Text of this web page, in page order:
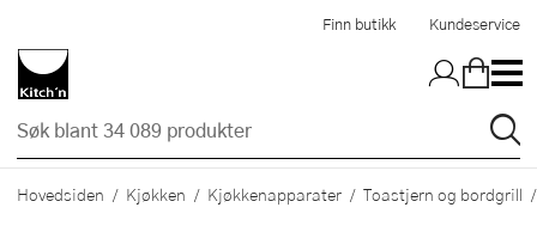
Finn butikk Kundeservice
Hovedsiden Kjøkken Kjøkkenapparater Toastjern og bordgrill